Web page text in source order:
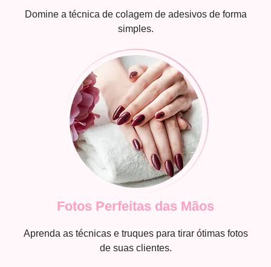
Domine a técnica de colagem de adesivos de forma
simples.
Fotos Perfeitas das Mãos
Aprenda as técnicas e truques para tirar ótimas fotos
de suas clientes.